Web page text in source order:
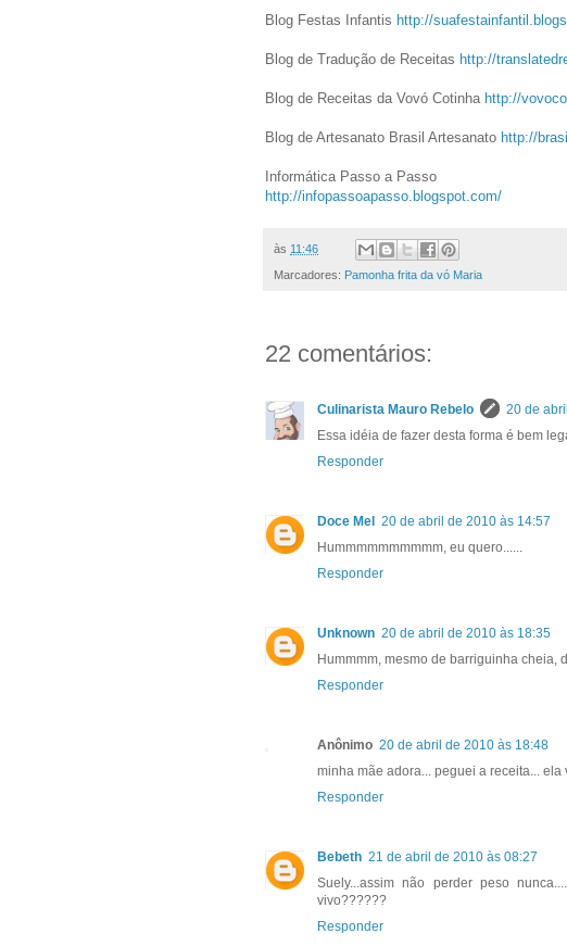
Blog Festas Infantis http://suafestainfantil.
Blog de Tradução de Receitas http://
Blog de Receitas da Vovó Cotinha http://
Blog de Artesanato Brasil Artesanato http://
Informática Passo a Passo
http://infopassoapasso. blogspot.com/
às 11:46
Marcadores: Pamonha frita da vó Maria
22 comentários:
Culinarista Mauro Rebelo
20 de
Essa idéia de fazer desta forma é bem
Responder
Doce Mel
20 de abril de 2010 às 14:57
Hummmmmmmmmm, eu quero......
Responder
Unknown 20 de abril de 2010 às 18:35
Hummmm, mesmo de barriguinha cheia,
Responder
Anônimo 20 de abril de 2010 às 18:48
minha mãe adora... peguei a receita... ela
Responder
Bebeth 21 de abril de 2010 às 08:27
Suely...assim não perder peso
vivo??????
Responder